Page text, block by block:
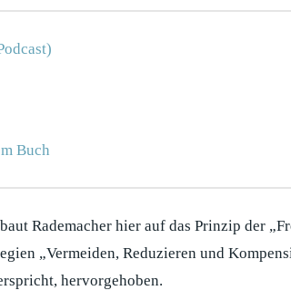
Buch
Rademacher hier auf das Prinzip der
„Vermeiden, Reduzieren und
hervorgehoben.